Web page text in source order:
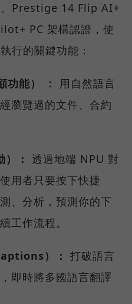
。Prestige 14 Flip AI+
PC 架構認證，使
行的關鍵功能：
能） ：
用自然語言
瀏覽過的文件、合約
： 透過地端 NPU 對
用者只要按下快捷
、分析，預測你的下
工作流程。
）： 打破語言
即時將多國語言翻譯